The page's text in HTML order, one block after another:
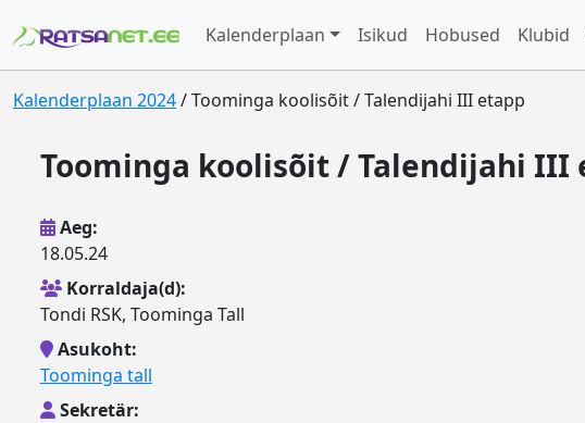
Kalenderplaan Isikud Hobused Klubid
Kalenderplaan 2024/ Toominga koolisõit / Talendijahi III etapp
Toominga koolisõit / Talendijahi III
Aeg:
18.05.24
Korraldaja(d):
Tondi RSK, Toominga Tall
Asukoht:
Toominga tall
Sekretär: